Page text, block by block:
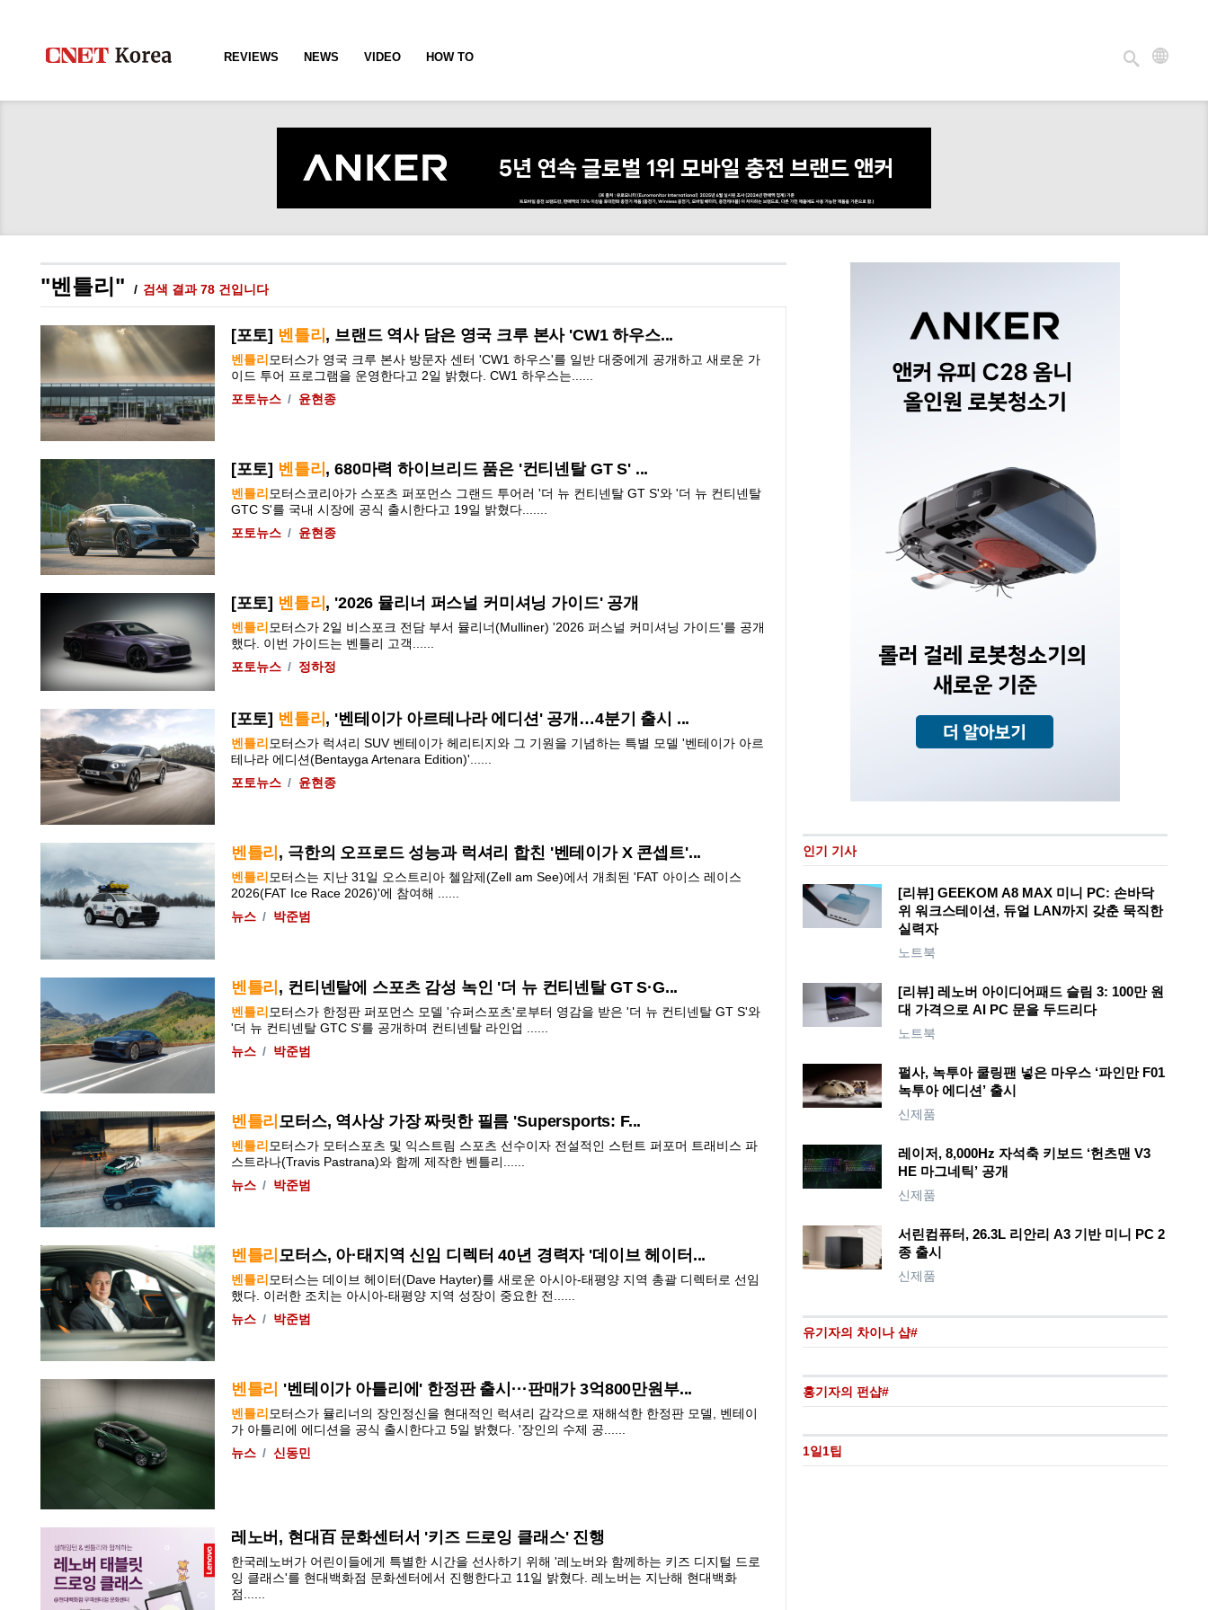
REVIEWS NEWS VIDEO HOW TO
"벤틀리" 검색 결과 78 건입니다
[포토] 벤틀리 , 브랜드 역사 담은 영국 크루 본사 'CW1 하우스...
벤틀리 모터스가 영국 크루 본사 방문자 센터 'CW1 하우스'를 일반 대중에게 공개하고 새로운 가
이드 투어 프로그램을 운영한다고 2일 밝혔다. CW1 하우스는......
포토뉴스
윤현종
[포토] 벤틀리 , 680마력 하이브리드 품은 '컨티넨탈 GT S' ...
벤틀리 모터스코리아가 스포츠 퍼포먼스 그랜드 투어러 '더 뉴 컨티넨탈 GT S'와 '더 뉴 컨티넨탈
GTC S'를 국내 시장에 공식 출시한다고 19일 밝혔다.......
포토뉴스
윤현종
[포토] 벤틀리 , '2026 뮬리너 퍼스널 커미셔닝 가이드' 공개
벤틀리 모터스가 2일 비스포크 전담 부서 뮬리너(Mulliner) '2026 퍼스널 커미셔닝 가이드'를 공개
했다. 이번 가이드는 벤틀리 고객......
포토뉴스
정하정
[포토] 벤틀리 , '벤테이가 아르테나라 에디션' 공개…4분기 출시 ...
벤틀리 모터스가 럭셔리 SUV 벤테이가 헤리티지와 그 기원을 기념하는 특별 모델 '벤테이가 아르
테나라 에디션(Bentayga Artenara Edition)'......
포토뉴스
윤현종
벤틀리 , 극한의 오프로드 성능과 럭셔리 합친 '벤테이가 X 콘셉트'...
벤틀리 모터스는 지난 31일 오스트리아 첼암제(Zell am See)에서 개최된 'FAT 아이스 레이스
2026(FAT Ice Race 2026)'에 참여해 ......
뉴스
박준범
벤틀리 , 컨티넨탈에 스포츠 감성 녹인 '더 뉴 컨티넨탈 GT S·G...
벤틀리모터스가 한정판 퍼포먼스 모델 '슈퍼스포츠'로부터 영감을 받은 '더 뉴 컨티넨탈 GT S'와
'더 뉴 컨티넨탈 GTC S'를 공개하며 컨티넨탈 라인업 ......
뉴스
박준범
벤틀리 모터스, 역사상 가장 짜릿한 필름 'Supersports: F...
벤틀리 모터스가 모터스포츠 및 익스트림 스포츠 선수이자 전설적인 스턴트 퍼포머 트래비스 파
스트라나(Travis Pastrana)와 함께 제작한 벤틀리......
뉴스
박준범
벤틀리 모터스, 아·태지역 신임 디렉터 40년 경력자 '데이브 헤이터...
벤틀리 모터스는 데이브 헤이터(Dave Hayter)를 새로운 아시아-태평양 지역 총괄 디렉터로 선임
했다. 이러한 조치는 아시아-태평양 지역 성장이 중요한 전......
뉴스
박준범
벤틀리 '벤테이가 아틀리에' 한정판 출시···판매가 3억800만원부...
벤틀리 모터스가 뮬리너의 장인정신을 현대적인 럭셔리 감각으로 재해석한 한정판 모델, 벤테이
가 아틀리에 에디션을 공식 출시한다고 5일 밝혔다. '장인의 수제 공......
뉴스
신동민
레노버, 현대百 문화센터서 '키즈 드로잉 클래스' 진행
한국레노버가 어린이들에게 특별한 시간을 선사하기 위해 '레노버와 함께하는 키즈 디지털 드로
잉 클래스'를 현대백화점 문화센터에서 진행한다고 11일 밝혔다. 레노버는 지난해 현대백화
점......
인기 기사
[리뷰] GEEKOM A8 MAX 미니 PC: 손바닥
위 워크스테이션, 듀얼 LAN까지 갖춘 묵직한
실력자
노트북
[리뷰] 레노버 아이디어패드 슬림 3: 100만 원
대 가격으로 AI PC 문을 두드리다
노트북
펄사, 녹투아 쿨링팬 넣은 마우스 ‘파인만 F01
녹투아 에디션’ 출시
신제품
레이저, 8,000Hz 자석축 키보드 ‘헌츠맨 V3
HE 마그네틱’ 공개
신제품
서린컴퓨터, 26.3L 리안리 A3 기반 미니 PC 2
종 출시
신제품
유기자의 차이나 샵#
홍기자의 펀샵#
1일1팁